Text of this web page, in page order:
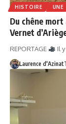
HISTOIRE UNE
Du chêne
Vernet
REPORTAGE Il
Laurence